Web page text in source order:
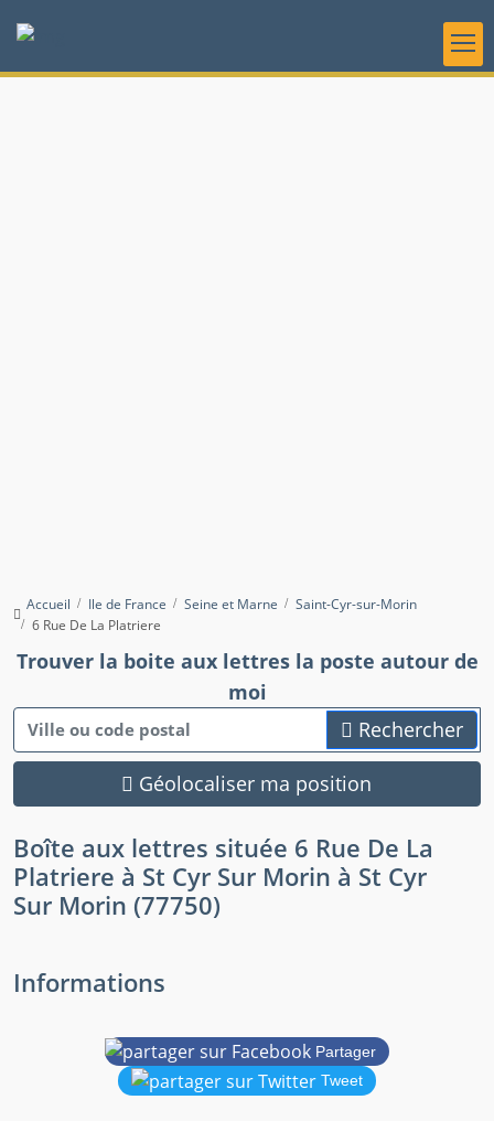
Accueil Ile de France Seine et Marne
Saint-Cyr-sur-Morin
6 Rue De La Platriere
Trouver la boite aux lettres la poste autour de
moi
Rechercher
Géolocaliser ma position
Boîte aux lettres située 6 Rue De La
Platriere à St Cyr Sur Morin à St Cyr
Sur Morin (77750)
Informations
Partager
Tweet